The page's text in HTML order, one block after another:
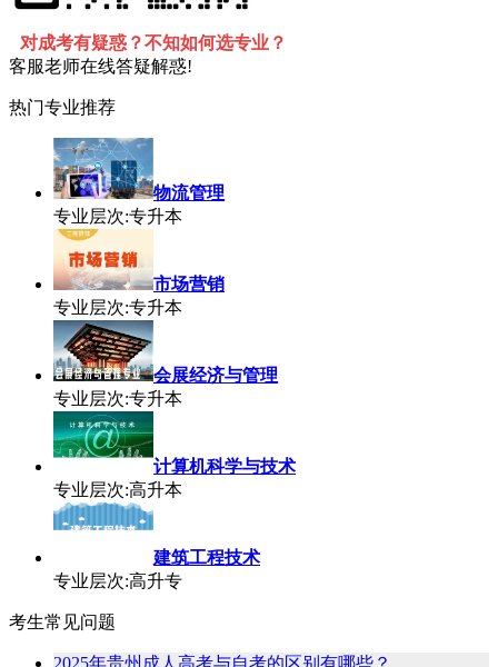
对成考有疑惑？不知如何选专业？
客服老师在线答疑解惑!
热门专业推荐
物流管理
专业层次:专升本
市场营销
专业层次:专升本
会展经济与管理
专业层次:专升本
计算机科学与技术
专业层次:高升本
建筑工程技术
专业层次:高升专
考生常见问题
2025年贵州成人高考与自考的区别有哪些？